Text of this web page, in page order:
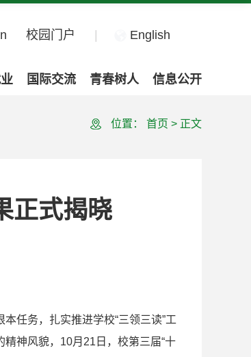
校园门户 English
国际交流 青春树人 信息公开
位置： 首页 > 正文
正式揭晓
任务，扎实推进学校“三领三读”工
神风貌，10月21日，校第三届“十